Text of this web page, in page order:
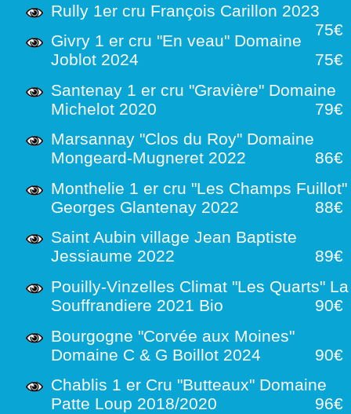
Rully 1er cru François Carillon 2023
75€
Givry 1 er cru "En veau" Domaine
Joblot 2024
75€
Santenay 1 er cru "Gravière" Domaine
Michelot 2020
79€
Marsannay "Clos du Roy" Domaine
Mongeard-Mugneret 2022
86€
Monthelie 1 er cru "Les Champs Fuillot"
Georges Glantenay 2022
88€
Saint Aubin village Jean Baptiste
Jessiaume 2022
89€
Pouilly-Vinzelles Climat "Les Quarts" La
Souffrandiere 2021 Bio
90€
Bourgogne "Corvée aux Moines"
Domaine C & G Boillot 2024
90€
Chablis 1 er Cru "Butteaux" Domaine
Patte Loup 2018/2020
96€